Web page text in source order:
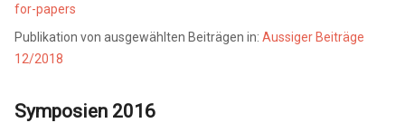
for-papers
Publikation von ausgewählten Beiträgen in: Aussiger Beiträge
12/2018
Symposien 2016